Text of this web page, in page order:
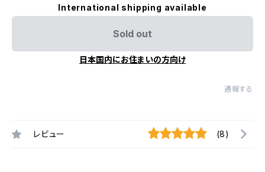
International shipping available
Sold out
日本国内にお住まいの方向け
通報する
レビュー (8)